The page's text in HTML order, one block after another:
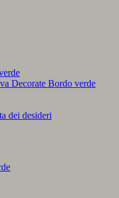
dei desideri